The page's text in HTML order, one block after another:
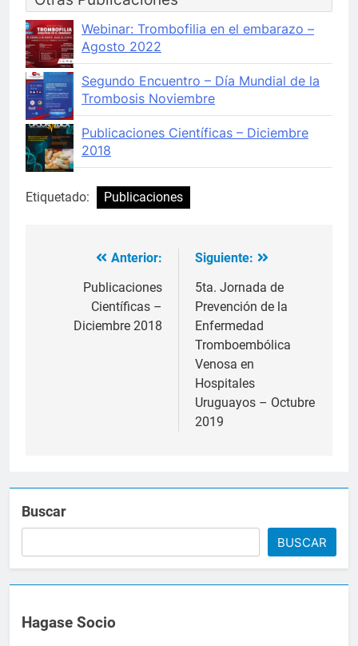
Webinar: Trombofilia en el embarazo –
Agosto 2022
Segundo Encuentro – Día Mundial de la
Trombosis Noviembre
Publicaciones Científicas – Diciembre
2018
Etiquetado: Publicaciones
Navegación
entradas
Anterior:
Publicaciones
Científicas –
Diciembre 2018
Siguiente:
5ta. Jornada de
Prevención de la
Enfermedad
Tromboembólica
Venosa en
Hospitales
Uruguayos – Octubre
2019
Buscar
BUSCAR
Hagase Socio